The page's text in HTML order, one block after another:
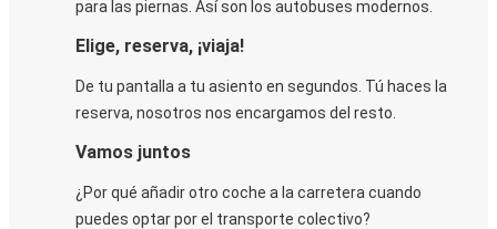
para las piernas. Así son los autobuses modernos.
Elige, reserva, ¡viaja!
De tu pantalla a tu asiento en segundos. Tú haces la
reserva, nosotros nos encargamos del resto.
Vamos juntos
¿Por qué añadir otro coche a la carretera cuando
puedes optar por el transporte colectivo?